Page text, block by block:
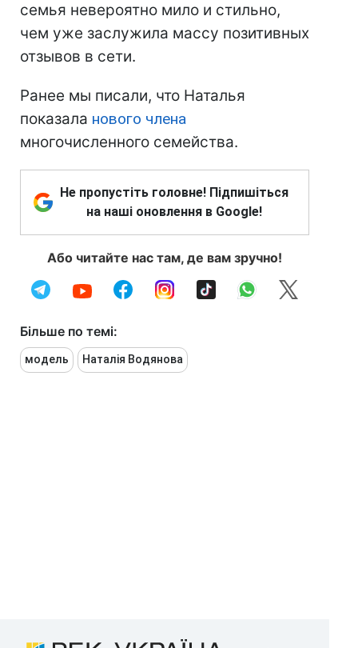
семья невероятно мило и стильно,
чем уже заслужила массу позитивных
отзывов в сети.
Ранее мы писали, что Наталья
показала нового члена
многочисленного семейства.
Не пропустіть головне! Підпишіться
на наші оновлення в Google!
Або читайте нас там, де вам зручно!
Більше по темі:
модель Наталія Водянова